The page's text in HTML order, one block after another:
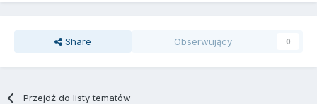
Share Obserwujący 0
Przejdź do listy tematów